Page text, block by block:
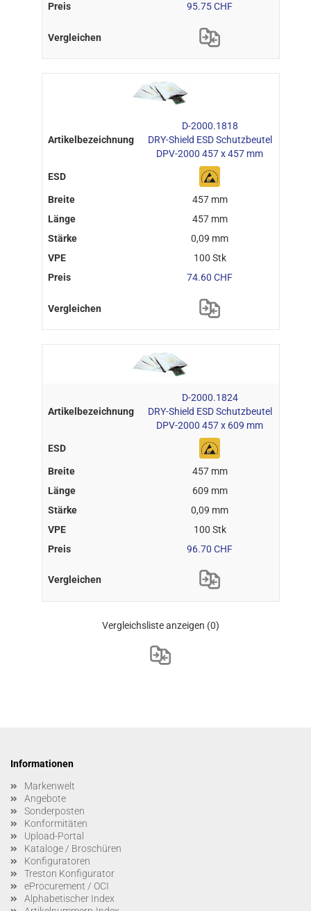
95.75 CHF
D-2000.1818
DRY-Shield ESD Schutzbeutel
DPV-2000 457 x 457 mm
457 mm
457 mm
0,09 mm
100 Stk
74.60 CHF
D-2000.1824
DRY-Shield ESD Schutzbeutel
DPV-2000 457 x 609 mm
457 mm
609 mm
0,09 mm
100 Stk
96.70 CHF
Vergleichsliste anzeigen (0)
Informationen
Markenwelt
Angebote
Sonderposten
Konformitäten
Upload-Portal
Kataloge / Broschüren
Konfiguratoren
Treston Konfigurator
eProcurement / OCI
Alphabetischer Index